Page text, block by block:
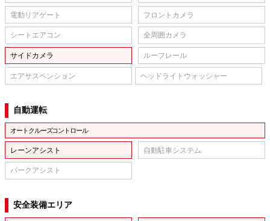
電動リアゲート フロントカメラ
シートエアコン 全周囲カメラ
サイドカメラ ルーフレール
エアサスペンション ヘッドライトウォッシャー
自動運転
オートクルーズコントロール
レーンアシスト 自動駐車システム
パークアシスト
安全装備エリア